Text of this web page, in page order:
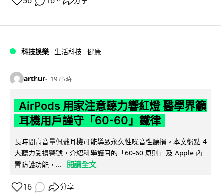
科技娛樂 生活科技 健康
arthur 19 小時
AirPods 用家注意聽力響紅燈 醫學界籲
耳機用戶謹守「60-60」鐵律
長時間高音量佩戴耳機可能導致永久性噪音性聽損。本文盤點 4
大聽力受損警號，介紹科學護耳的「60-60 原則」及 Apple 內
置防護功能，...
閱讀全文
16 分享